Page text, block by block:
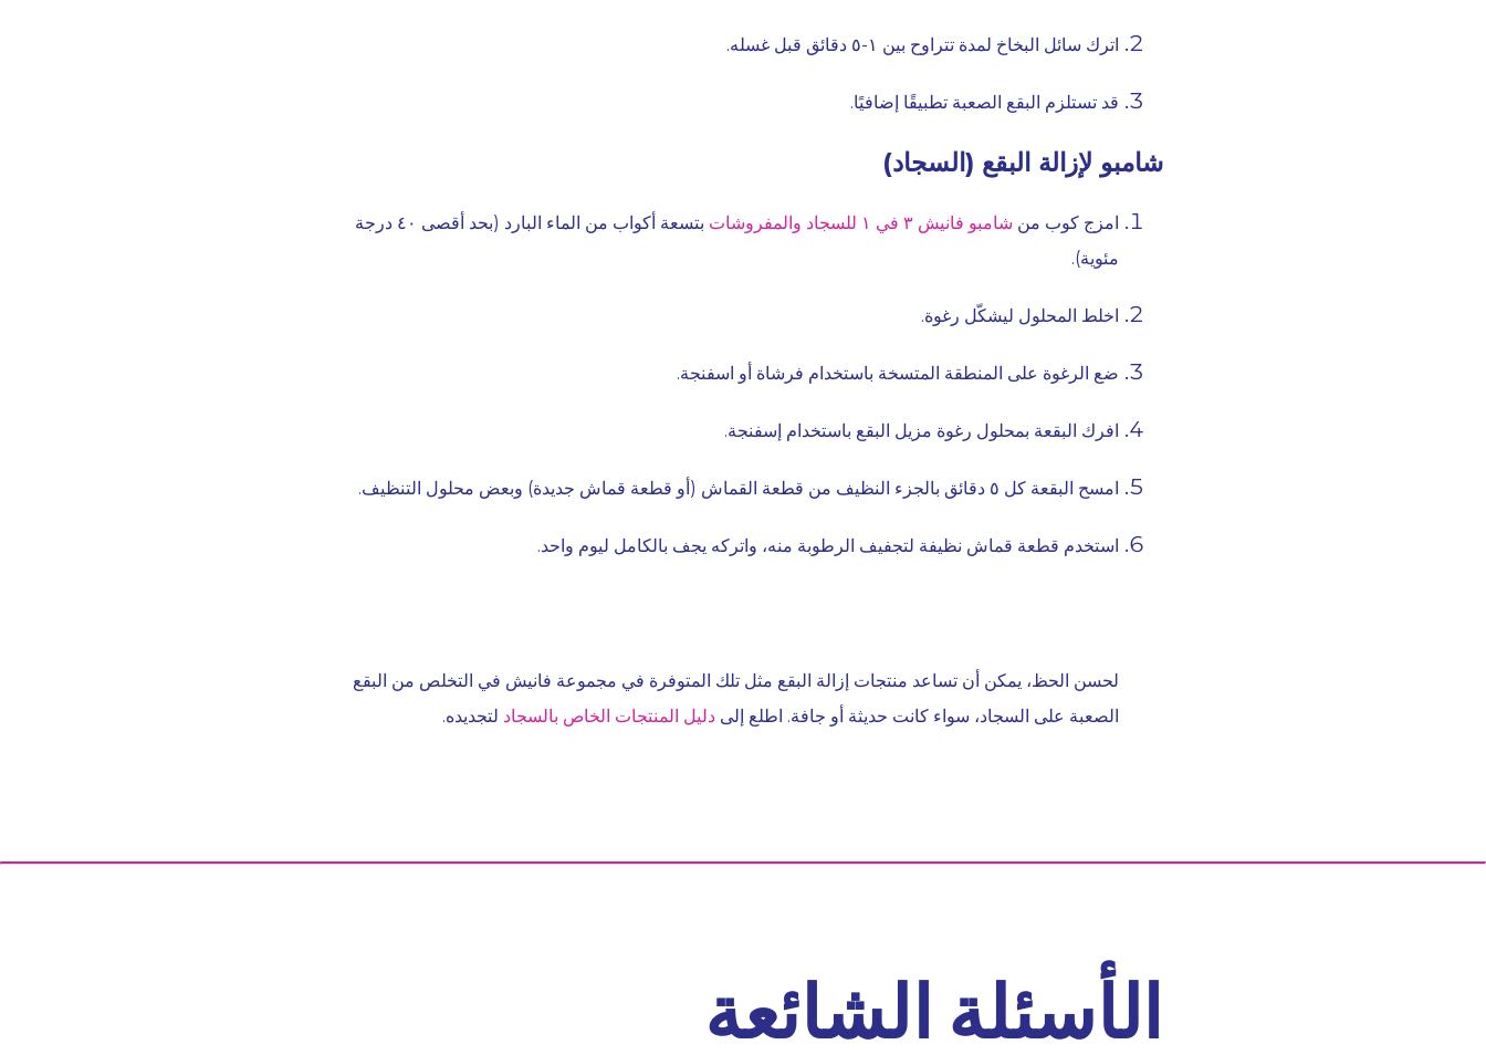
اترك سائل البخاخ لمدة تتراوح بين ١-٥ دقائق قبل غسله.
قد تستلزم البقع الصعبة تطبيقًا إضافيًا.
شامبو لإزالة البقع (السجاد)
امزج كوب من شامبو فانيش ٣ في ١ للسجاد والمفروشات
بتسعة أكواب من الماء البارد (بحد أقصى ٤٠ درجة
مئوية).
اخلط المحلول ليشكّل رغوة.
ضع الرغوة على المنطقة المتسخة باستخدام فرشاة أو اسفنجة.
افرك البقعة بمحلول رغوة مزيل البقع باستخدام إسفنجة.
امسح البقعة كل ٥ دقائق بالجزء النظيف من قطعة القماش (أو قطعة قماش جديدة) وبعض محلول التنظيف.
استخدم قطعة قماش نظيفة لتجفيف الرطوبة منه، واتركه يجف بالكامل ليوم واحد.
لحسن الحظ، يمكن أن تساعد منتجات إزالة البقع مثل تلك المتوفرة في مجموعة فانيش في التخلص من البقع
الصعبة على السجاد، سواء كانت حديثة أو جافة. اطلع إلى دليل المنتجات الخاص بالسجاد لتجديده.
الأسئلة الشائعة